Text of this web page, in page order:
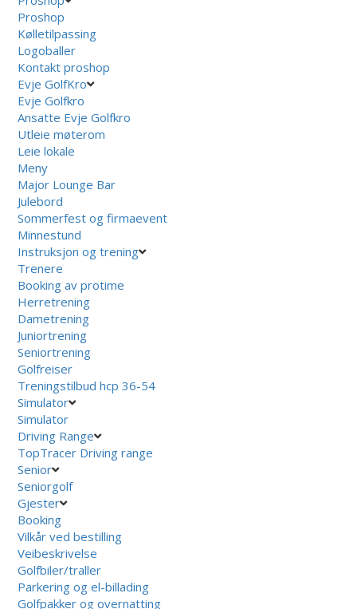
Proshop
Kølletilpassing
Logoballer
Kontakt proshop
Evje GolfKro
Evje Golfkro
Ansatte Evje Golfkro
Utleie møterom
Leie lokale
Meny
Major Lounge Bar
Julebord
Sommerfest og firmaevent
Minnestund
Instruksjon og trening
Trenere
Booking av protime
Herretrening
Dametrening
Juniortrening
Seniortrening
Golfreiser
Treningstilbud hcp 36-54
Simulator
Simulator
Driving Range
TopTracer Driving range
Senior
Seniorgolf
Gjester
Booking
Vilkår ved bestilling
Veibeskrivelse
Golfbiler/traller
Parkering og el-billading
Golfpakker og overnatting